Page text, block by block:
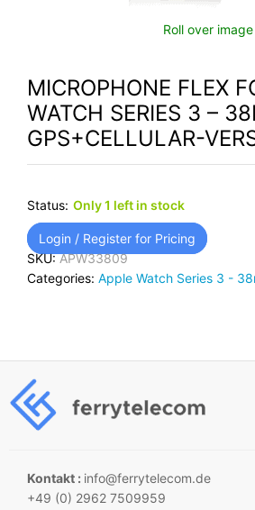
Roll over
MICROPHONE FLEX
WATCH SERIES 3 –
GPS+CELLULAR-
Status: Only 1 left in stock
Login / Register for Pricing
SKU:APW33809
Categories: Apple Watch Series 3 -
Kontakt : info@ferrytelecom.de
+49 (0) 2962 7509959